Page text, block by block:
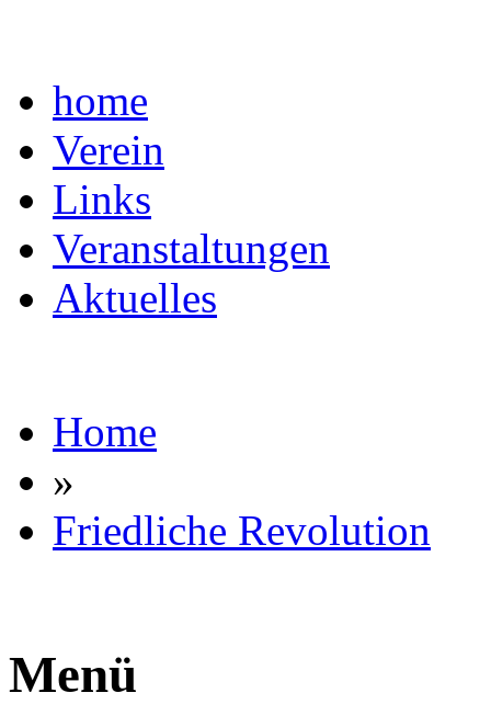
home
Verein
Links
Veranstaltungen
Aktuelles
Home
»
Friedliche Revolution
Menü